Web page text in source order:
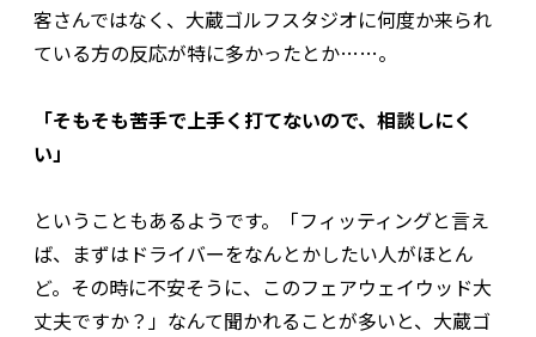
客さんではなく、大蔵ゴルフスタジオに何度か来られ
ている方の反応が特に多かったとか……。
「そもそも苦手で上手く打てないので、相談しにく
い」
ということもあるようです。「フィッティングと言え
ば、まずはドライバーをなんとかしたい人がほとん
ど。その時に不安そうに、このフェアウェイウッド大
丈夫ですか？」なんて聞かれることが多いと、大蔵ゴ